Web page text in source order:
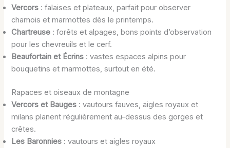
Vercors : falaises et plateaux, parfait pour observer
chamois et marmottes dès le printemps.
Chartreuse : forêts et alpages, bons points d’observation
pour les chevreuils et le cerf.
Beaufortain et Écrins : vastes espaces alpins pour
bouquetins et marmottes, surtout en été.
Rapaces et oiseaux de montagne
Vercors et Bauges : vautours fauves, aigles royaux et
milans planent régulièrement au-dessus des gorges et
crêtes.
Les Baronnies : vautours et aigles royaux